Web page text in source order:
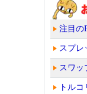
注目の
スプレ
スワッ
トル